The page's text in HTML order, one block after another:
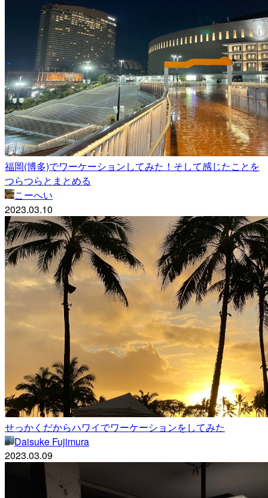
福岡(博多)でワーケーションしてみた！そして感じたことを
つらつらとまとめる
こーへい
2023.03.10
せっかくだからハワイでワーケーションをしてみた
Daisuke Fujimura
2023.03.09